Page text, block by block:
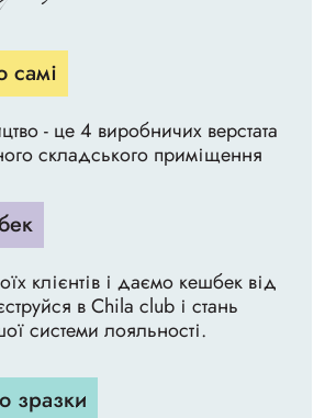
самі
- це 4 виробничих верстата
складського приміщення
клієнтів і даємо кешбек від
в Chila club і стань
системи лояльності.
зразки